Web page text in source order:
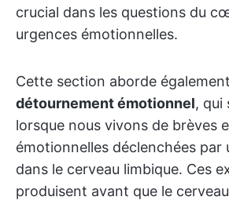
crucial dans les questions du
urgences émotionnelles.
Cette section aborde
détournement émotionnel, qui
lorsque nous vivons de brèves
émotionnelles déclenchées par
dans le cerveau limbique. Ces
produisent avant que le